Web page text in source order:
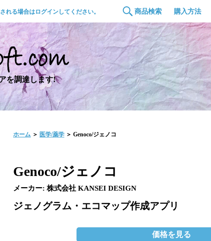
れる場合はログインしてください。 商品検索 購入方法
を調達します!
ホーム ＞ 医学/薬学 ＞ Genoco/ジェノコ
Genoco/ジェノコ
メーカー: 株式会社 KANSEI DESIGN
ジェノグラム・エコマップ作成アプリ
価格を見る